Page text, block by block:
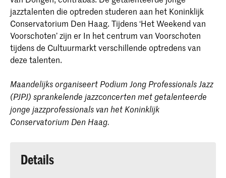
jazztalenten die optreden studeren aan het Koninklijk
Conservatorium Den Haag. Tijdens ‘Het Weekend van
Voorschoten’ zijn er In het centrum van Voorschoten
tijdens de Cultuurmarkt verschillende optredens van
deze talenten.
Maandelijks organiseert Podium Jong Professionals Jazz
(PJPJ) sprankelende jazzconcerten met getalenteerde
jonge jazzprofessionals van het Koninklijk
Conservatorium Den Haag.
Details